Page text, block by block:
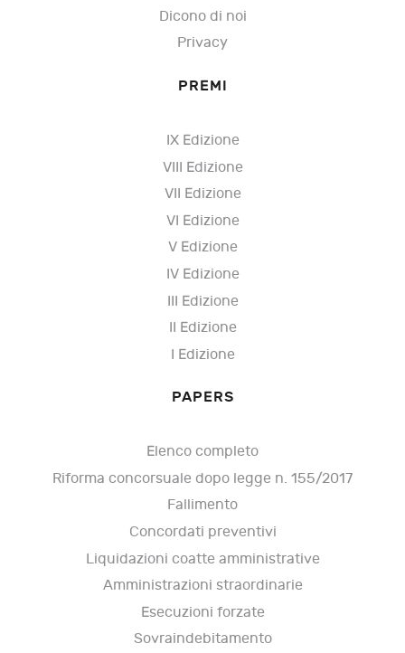
Dicono di noi
Privacy
PREMI
IX Edizione
VIII Edizione
VII Edizione
VI Edizione
V Edizione
IV Edizione
III Edizione
II Edizione
I Edizione
PAPERS
Elenco completo
Riforma concorsuale dopo legge n. 155/2017
Fallimento
Concordati preventivi
Liquidazioni coatte amministrative
Amministrazioni straordinarie
Esecuzioni forzate
Sovraindebitamento